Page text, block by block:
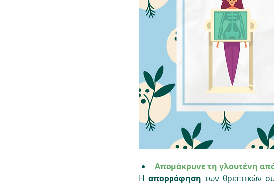
Απομάκρυνε τη γλουτένη
Η απορρόφηση των θρεπτικών